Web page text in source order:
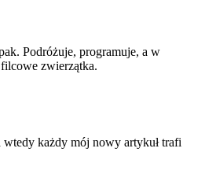
Podróżuje, programuje, a w
zwierzątka.
każdy mój nowy artykuł trafi